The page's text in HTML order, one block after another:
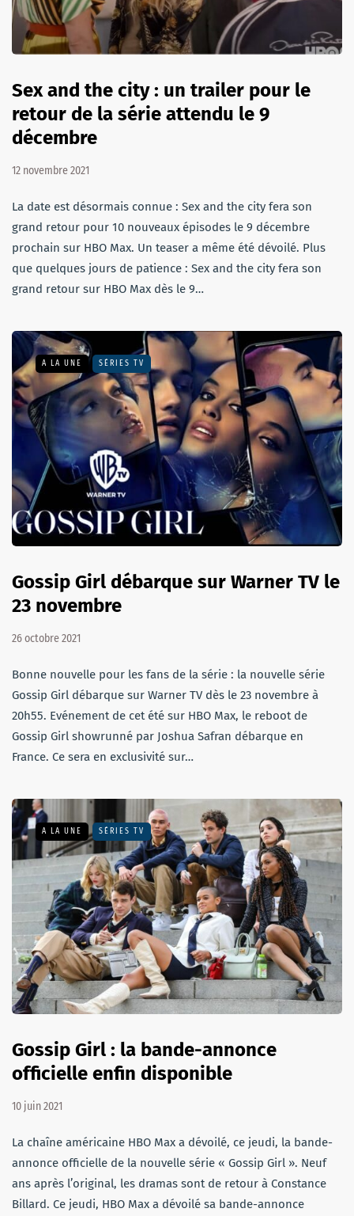
Sex and the city : un trailer pour le
retour de la série attendu le 9
décembre
12 novembre 2021
La date est désormais connue : Sex and the city fera son
grand retour pour 10 nouveaux épisodes le 9 décembre
prochain sur HBO Max. Un teaser a même été dévoilé. Plus
que quelques jours de patience : Sex and the city fera son
grand retour sur HBO Max dès le 9…
A LA UNE SÉRIES TV
Gossip Girl débarque sur Warner TV le
23 novembre
26 octobre 2021
Bonne nouvelle pour les fans de la série : la nouvelle série
Gossip Girl débarque sur Warner TV dès le 23 novembre à
20h55. Evénement de cet été sur HBO Max, le reboot de
Gossip Girl showrunné par Joshua Safran débarque en
France. Ce sera en exclusivité sur…
A LA UNE SÉRIES TV
Gossip Girl : la bande-annonce
officielle enfin disponible
10 juin 2021
La chaîne américaine HBO Max a dévoilé, ce jeudi, la bande-
annonce officielle de la nouvelle série « Gossip Girl ». Neuf
ans après l’original, les dramas sont de retour à Constance
Billard. Ce jeudi, HBO Max a dévoilé sa bande-annonce